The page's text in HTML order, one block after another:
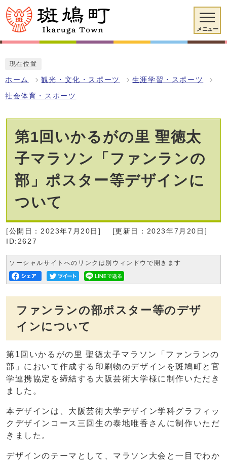
メニュー
現在位置
ホーム 観光・文化・スポーツ 生涯学習・スポーツ
社会体育・スポーツ
第1回いかるがの里 聖徳太
子マラソン「ファンランの
部」ポスター等デザインに
ついて
[公開日：2023年7月20日]
[更新日：2023年7月20日]
ID:2627
ソーシャルサイトへのリンクは別ウィンドウで開きます
ファンランの部ポスター等のデザ
インについて
第1回いかるがの里 聖徳太子マラソン「ファンランの
部」において作成する印刷物のデザインを斑鳩町と官
学連携協定を締結する大阪芸術大学様に制作いただき
ました。
本デザインは、大阪芸術大学デザイン学科グラフィッ
クデザインコース三回生の泰地唯香さんに制作いただ
きました。
デザインのテーマとして、マラソン大会と一目でわか